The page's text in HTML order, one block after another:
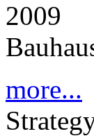
2009
more...